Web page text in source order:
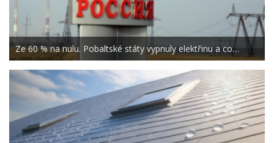
Ze 60 % na nulu. Pobaltské státy vypnuly elektřinu a co…